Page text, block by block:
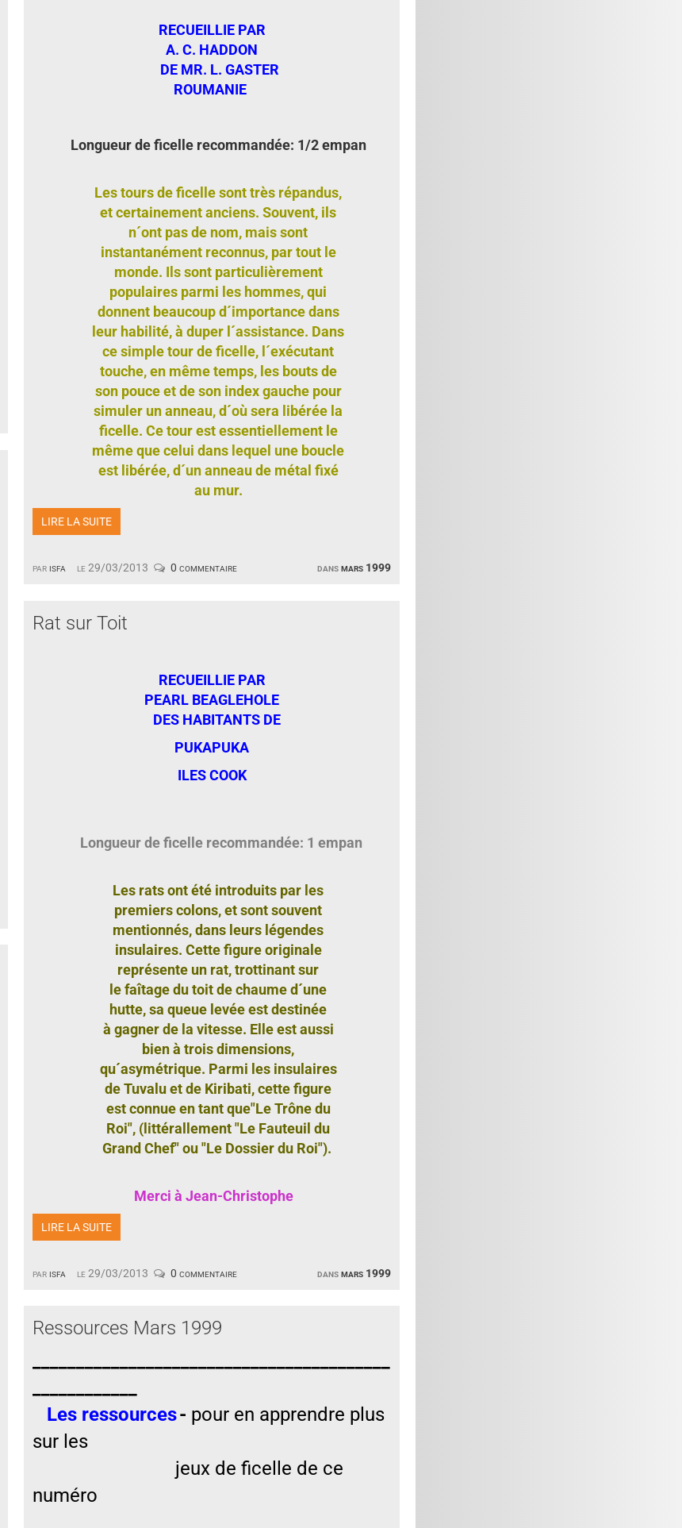
par isfa le 29/03/2013 dansmars 1999
0 commentaire
RECUEILLIE PAR
A. C. HADDON
DE MR. L. GASTER
ROUMANIE
Longueur de ficelle recommandée: 1/2 empan
Les tours de ficelle sont très répandus,
et certainement anciens. Souvent, ils
n´ont pas de nom, mais sont
instantanément reconnus, par tout le
monde. Ils sont particulièrement
populaires parmi les hommes, qui
donnent beaucoup d´importance dans
leur habilité, à duper l´assistance. Dans
ce simple tour de ficelle, l´exécutant
touche, en même temps, les bouts de
son pouce et de son index gauche pour
simuler un anneau, d´où sera libérée la
ficelle. Ce tour est essentiellement le
même que celui dans lequel une boucle
est libérée, d´un anneau de métal fixé
au mur.
LIRE LA SUITE
Rat sur Toit
par isfa le 29/03/2013 dansmars 1999
0 commentaire
RECUEILLIE PAR
PEARL BEAGLEHOLE
DES HABITANTS DE
PUKAPUKA
ILES COOK
Longueur de ficelle recommandée: 1 empan
Les rats ont été introduits par les
premiers colons, et sont souvent
mentionnés, dans leurs légendes
insulaires. Cette figure originale
représente un rat, trottinant sur
le faîtage du toit de chaume d´une
hutte, sa queue levée est destinée
à gagner de la vitesse. Elle est aussi
bien à trois dimensions,
qu´asymétrique. Parmi les insulaires
de Tuvalu et de Kiribati, cette figure
est connue en tant que"Le Trône du
Roi", (littérallement "Le Fauteuil du
Grand Chef" ou "Le Dossier du Roi").
Merci à Jean-Christophe
LIRE LA SUITE
Ressources Mars 1999
Les ressources- pour en apprendre plus
sur les
jeux de ficelle de ce
numéro